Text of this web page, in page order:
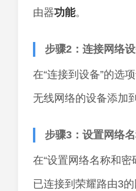
由器功能。
步骤2：连接网络
在“连接到设备”的选
无线网络的设备添加
步骤3：设置网络
在“设置网络名称和密
已连接到荣耀路由3的